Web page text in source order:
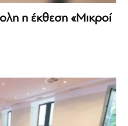
η έκθεση «Μικροί